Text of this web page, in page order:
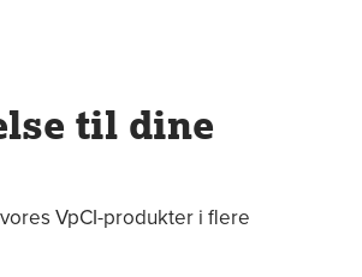
til dine
VpCI-produkter i flere